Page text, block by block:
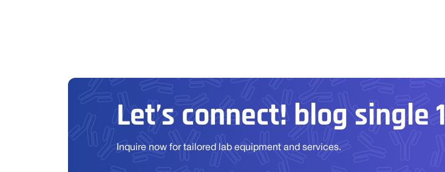
Let’s connect! blog single 1
Inquire now for tailored lab equipment and services.